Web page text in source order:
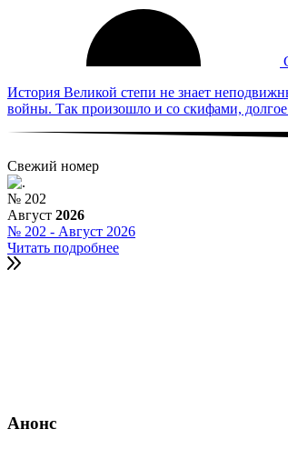
История Великой степи не знает
войны. Так произошло и со скифами,
Свежий номер
№ 202
Август 2026
№ 202 - Август 2026
Читать подробнее
Анонс